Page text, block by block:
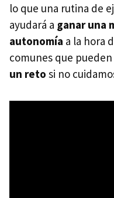
lo que una rutina de
ayudará a ganar una
autonomía a la hora
comunes que
un reto si no